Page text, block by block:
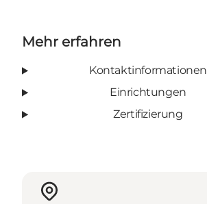
Mehr erfahren
Kontaktinformationen
Einrichtungen
Zertifizierung